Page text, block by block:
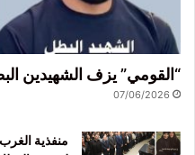
“القومي” يزف الشهيدين
07/06/2026
منفذية